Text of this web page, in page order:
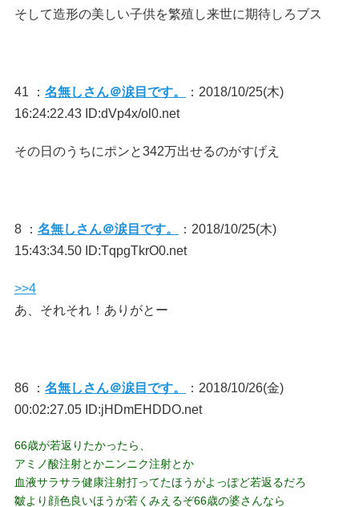
そして造形の美しい子供を繁殖し来世に期待しろブス
41 ： 名無しさん＠涙目です。
：2018/10/25(木)
16:24:22.43 ID:dVp4x/ol0.net
その日のうちにポンと342万出せるのがすげえ
8 ： 名無しさん＠涙目です。
：2018/10/25(木)
15:43:34.50 ID:TqpgTkrO0.net
>>4
あ、それそれ！ありがとー
86 ： 名無しさん＠涙目です。
：2018/10/26(金)
00:02:27.05 ID:jHDmEHDDO.net
66歳が若返りたかったら、
アミノ酸注射とかニンニク注射とか
血液サラサラ健康注射打ってたほうがよっぽど若返るだろ
皺より顔色良いほうが若くみえるぞ66歳の婆さんなら